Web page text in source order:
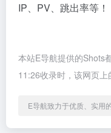
IP、PV、跳出率等！
本站E导航提供的Shots
11:26收录时，该网页
E导航致力于优质、实用